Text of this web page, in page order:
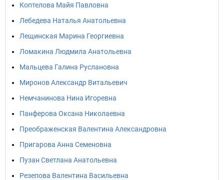
Коптелова Майя Павловна
Лебедева Наталья Анатольевна
Лещинская Марина Георгиевна
Ломакина Людмила Анатольевна
Мальцева Галина Руслановна
Миронов Александр Витальевич
Немчанинова Нина Игоревна
Панферова Оксана Николаевна
Преображенская Валентина Александровна
Пригарова Анна Семеновна
Пузан Светлана Анатольевна
Резепова Валентина Васильевна